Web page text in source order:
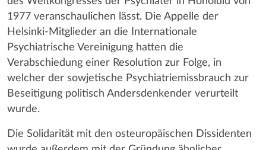
1977 veranschaulichen lässt. Die Appelle der
Helsinki-Mitglieder an die Internationale
Psychiatrische Vereinigung hatten die
Verabschiedung einer Resolution zur Folge, in
welcher der sowjetische Psychiatriemissbrauch zur
Beseitigung politisch Andersdenkender verurteilt
wurde.
Die Solidarität mit den osteuropäischen Dissidenten